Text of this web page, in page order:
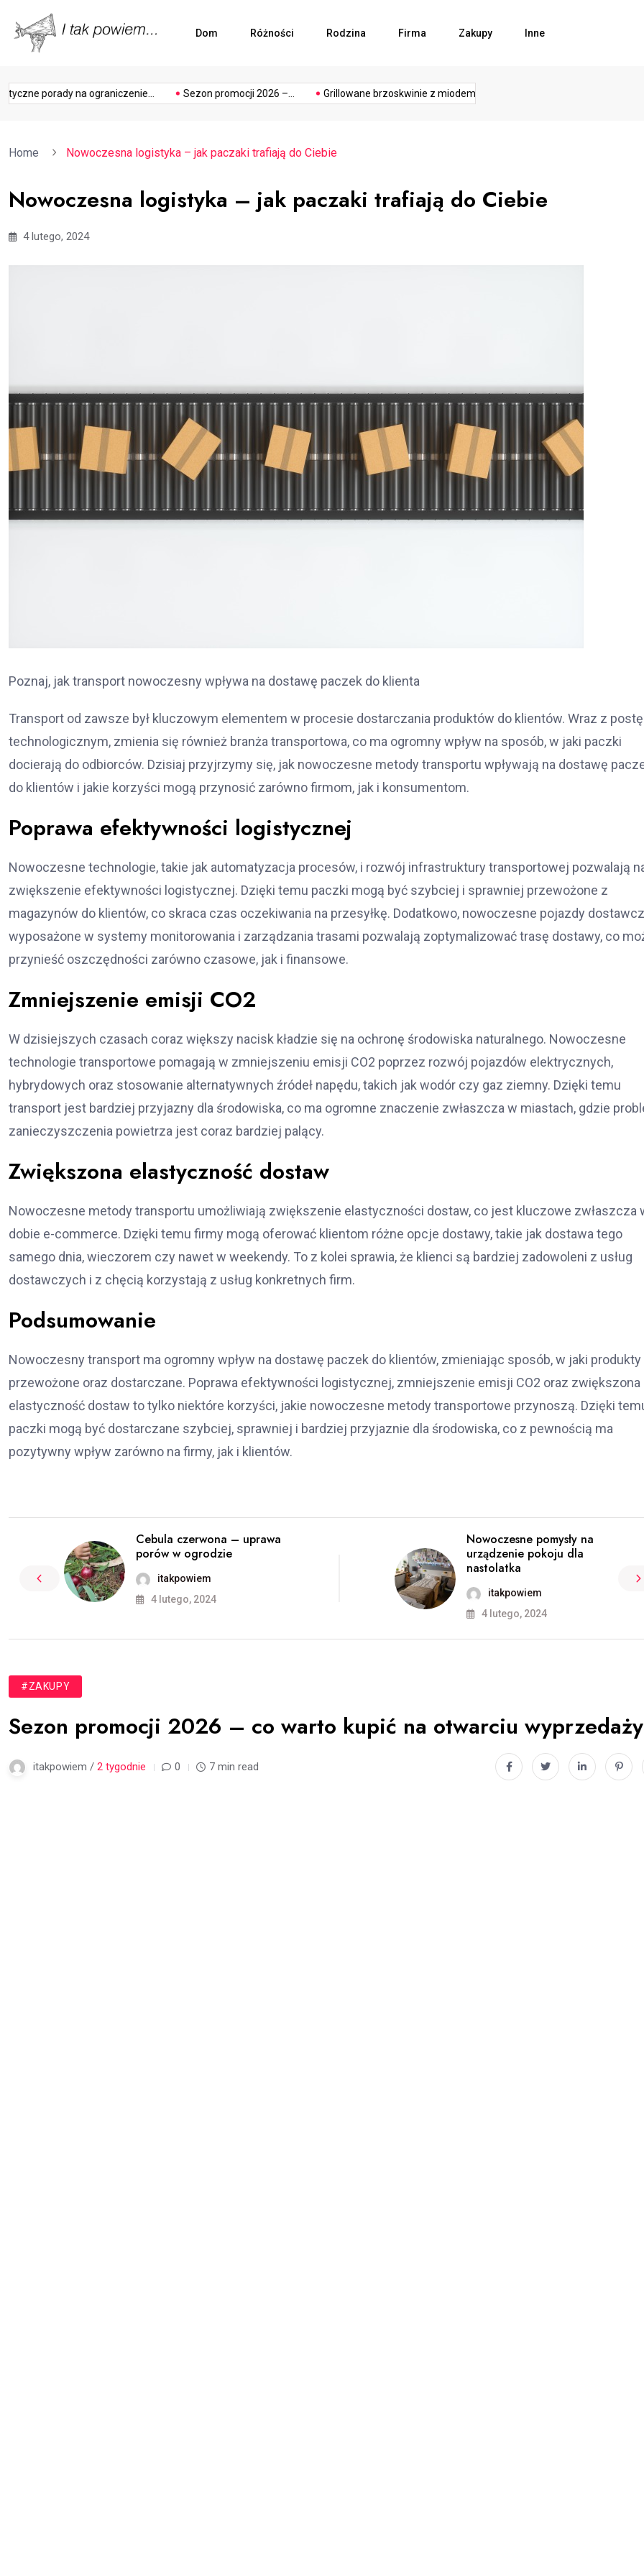
Dom Różności Rodzina Firma Zakupy Inne
porady na ograniczenie... Sezon promocji 2026 –... Grillowane brzoskwinie z miodem...
ogródek photography podłoga przedsiebiorca przemysł
Home Nowoczesna logistyka – jak paczaki trafiają do Ciebie
Nowoczesna logistyka – jak paczaki trafiają do Ciebie
4 lutego, 2024
Poznaj, jak transport nowoczesny wpływa na dostawę paczek do klienta
Transport od zawsze był kluczowym elementem w procesie dostarczania produktów do klientów. Wraz z
technologicznym, zmienia się również branża transportowa, co ma ogromny wpływ na sposób, w jaki paczki
docierają do odbiorców. Dzisiaj przyjrzymy się, jak nowoczesne metody transportu wpływają na dostawę
do klientów i jakie korzyści mogą przynosić zarówno firmom, jak i konsumentom.
Poprawa efektywności logistycznej
Nowoczesne technologie, takie jak automatyzacja procesów, i rozwój infrastruktury transportowej pozwalają
zwiększenie efektywności logistycznej. Dzięki temu paczki mogą być szybciej i sprawniej przewożone z
magazynów do klientów, co skraca czas oczekiwania na przesyłkę. Dodatkowo, nowoczesne pojazdy
wyposażone w systemy monitorowania i zarządzania trasami pozwalają zoptymalizować trasę dostawy, co
przynieść oszczędności zarówno czasowe, jak i finansowe.
Zmniejszenie emisji CO2
W dzisiejszych czasach coraz większy nacisk kładzie się na ochronę środowiska naturalnego. Nowoczesne
technologie transportowe pomagają w zmniejszeniu emisji CO2 poprzez rozwój pojazdów elektrycznych,
hybrydowych oraz stosowanie alternatywnych źródeł napędu, takich jak wodór czy gaz ziemny. Dzięki temu
transport jest bardziej przyjazny dla środowiska, co ma ogromne znaczenie zwłaszcza w miastach, gdzie
zanieczyszczenia powietrza jest coraz bardziej palący.
Zwiększona elastyczność dostaw
Nowoczesne metody transportu umożliwiają zwiększenie elastyczności dostaw, co jest kluczowe zwłaszcza
dobie e-commerce. Dzięki temu firmy mogą oferować klientom różne opcje dostawy, takie jak dostawa tego
samego dnia, wieczorem czy nawet w weekendy. To z kolei sprawia, że klienci są bardziej zadowoleni z usług
dostawczych i z chęcią korzystają z usług konkretnych firm.
Podsumowanie
Nowoczesny transport ma ogromny wpływ na dostawę paczek do klientów, zmieniając sposób, w jaki produkty
przewożone oraz dostarczane. Poprawa efektywności logistycznej, zmniejszenie emisji CO2 oraz zwiększona
elastyczność dostaw to tylko niektóre korzyści, jakie nowoczesne metody transportowe przynoszą. Dzięki
paczki mogą być dostarczane szybciej, sprawniej i bardziej przyjaznie dla środowiska, co z pewnością ma
pozytywny wpływ zarówno na firmy, jak i klientów.
Cebula czerwona – uprawa
porów w ogrodzie
itakpowiem
4 lutego, 2024
Nowoczesne pomysły na
urządzenie pokoju dla
nastolatka
itakpowiem
4 lutego, 2024
#ZAKUPY
Sezon promocji 2026 – co warto kupić na otwarciu
itakpowiem / 2 tygodnie 0 7 min read